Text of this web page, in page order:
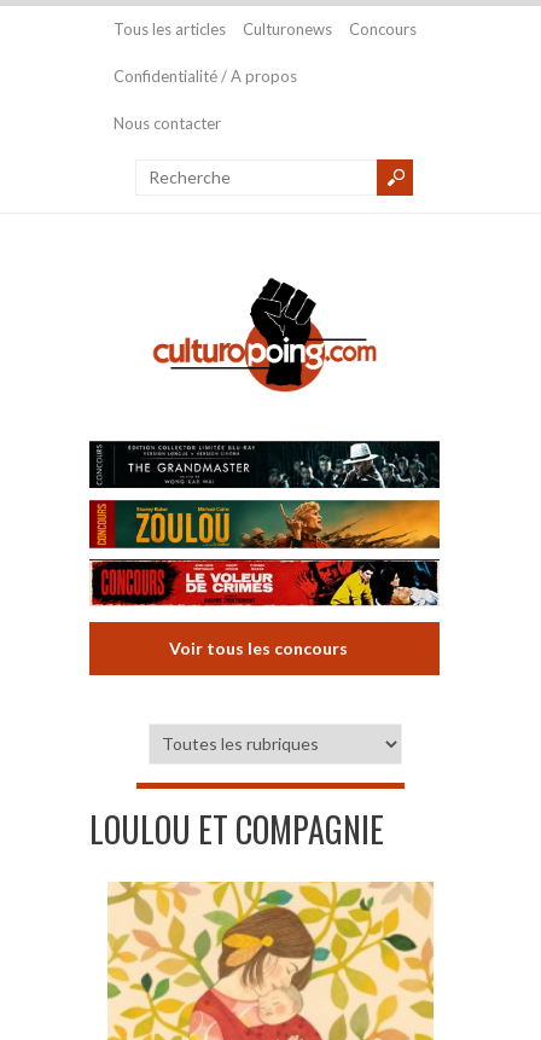
Tous les articles Culturonews Concours
Confidentialité / A propos
Nous contacter
Voir tous les concours
LOULOU ET COMPAGNIE